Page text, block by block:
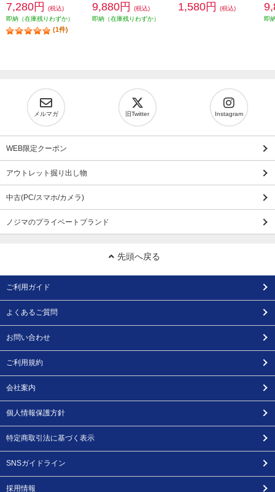
7,280円
(税込)
即納（在庫残りわずか）
(1件)
9,880円
(税込)
即納（在庫残りわずか）
1,580円 (税込)
即
メルマガ 旧Twitter Instagram
WEB限定クーポン
アウトレット掘り出し物
中古(PC/スマホ/カメラ)
ノジマのプライベートブランド
先頭へ戻る
ご利用ガイド
よくあるご質問
お問い合わせ
ご利用規約
会社案内
個人情報保護方針
特定商取引法に基づく表示
SNSガイドライン
採用情報